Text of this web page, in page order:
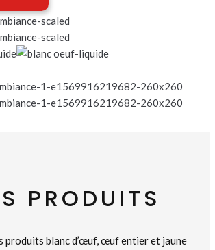
PRODUITS
produits blanc d’œuf, œuf entier et jaune